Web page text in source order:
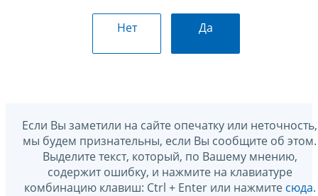
Нет Да
Если Вы заметили на сайте опечатку или неточность,
мы будем признательны, если Вы сообщите об этом.
Выделите текст, который, по Вашему мнению,
содержит ошибку, и нажмите на клавиатуре
комбинацию клавиш: Ctrl + Enter или нажмите сюда.